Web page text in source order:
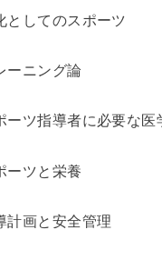
してのスポーツ
ニング論
ツ指導者に必要な医
ツと栄養
画と安全管理